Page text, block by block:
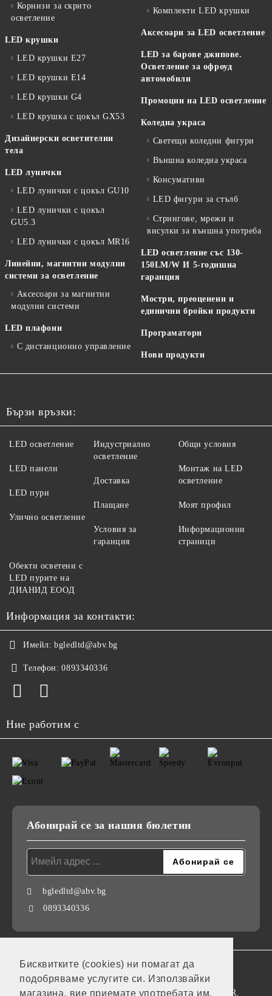
Бисквитките (cookies) ни помагат да
подобряваме услугите си. Използвайки
магазина, вие приемате употребата им.
Корнизи за скрито
осветление
LED крушки
LED крушки E27
LED крушки E14
LED крушки G4
LED крушка с цокъл GX53
Дизайнерски осветителни
тела
LED лунички
LED лунички с цокъл GU10
LED лунички с цокъл
GU5.3
LED лунички с цокъл MR16
Линейни, магнитни модулни
системи за осветление
Аксесоари за магнитни
модулни системи
LED плафони
С дистанционно управление
Комплекти LED крушки
Аксесоари за LED осветление
LED за барове джипове.
Осветление за офроуд
автомобили
Промоции на LED осветление
Коледна украса
Светещи коледни фигури
Външна коледна украса
Консумативи
LED фигури за стълб
Стрингове, мрежи и
висулки за външна употреба
LED осветление със 130-
150LM/W И 5-годишна
гаранция
Мостри, преоценени и
единични бройки продукти
Програматори
Нови продукти
Бързи връзки:
LED осветление
LED панели
LED пури
Улично осветление
Индустриално
осветление
Доставка
Плащане
Условия за
гаранция
Общи условия
Монтаж на LED
осветление
Моят профил
Информационни
страници
Обекти осветени с
LED пурите на
ДИАНИД ЕООД
Информация за контакти:
Имейл: bgledltd@abv.bg
Телефон: 0893340336
Ние работим с
Абонирай се за нашия бюлетин
bgledltd@abv.bg
0893340336
GDPR
Нашият онлайн магазин е 100% съобразен с GDPR.